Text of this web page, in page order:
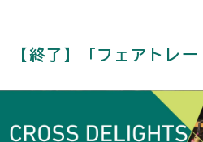
【終了】「フェアトレ